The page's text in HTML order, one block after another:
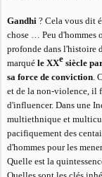
Gandhi ? Cela vous dit
chose … Peu d'hommes
profonde dans l'histoire
marquéle XXe siècle
sa force de conviction.
et de la non-violence, il
d'influencer. Dans une
multiethnique et
pacifiquement des
d'hommes pour les
Quelle est la